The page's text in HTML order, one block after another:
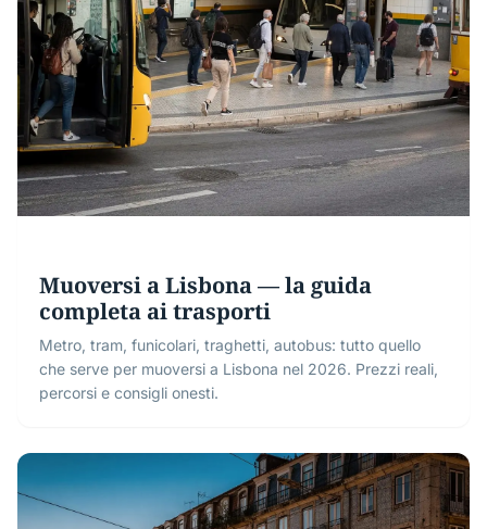
Muoversi a Lisbona — la guida
completa ai trasporti
Metro, tram, funicolari, traghetti, autobus: tutto quello
che serve per muoversi a Lisbona nel 2026. Prezzi reali,
percorsi e consigli onesti.